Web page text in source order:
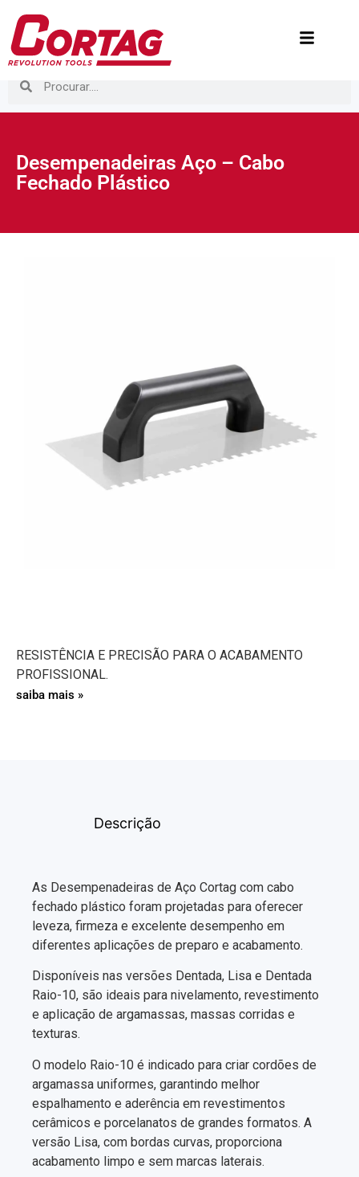
Desempenadeiras Aço – Cabo
Fechado Plástico
RESISTÊNCIA E PRECISÃO PARA O ACABAMENTO
PROFISSIONAL.
saiba mais »
Descrição
As Desempenadeiras de Aço Cortag com cabo
fechado plástico foram projetadas para oferecer
leveza, firmeza e excelente desempenho em
diferentes aplicações de preparo e acabamento.
Disponíveis nas versões Dentada, Lisa e Dentada
Raio-10, são ideais para nivelamento, revestimento
e aplicação de argamassas, massas corridas e
texturas.
O modelo Raio-10 é indicado para criar cordões de
argamassa uniformes, garantindo melhor
espalhamento e aderência em revestimentos
cerâmicos e porcelanatos de grandes formatos. A
versão Lisa, com bordas curvas, proporciona
acabamento limpo e sem marcas laterais.